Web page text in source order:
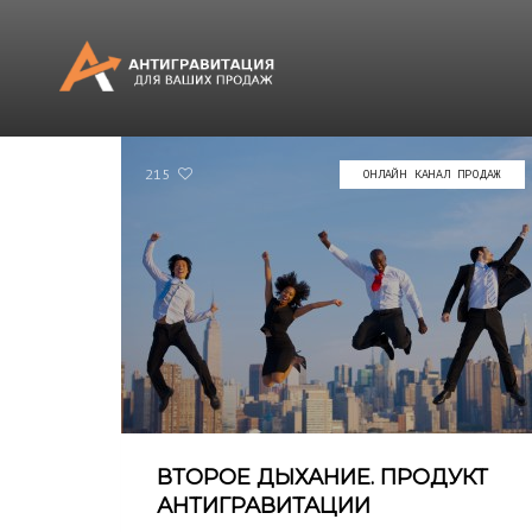
215 ОНЛАЙН КАНАЛ ПРОДАЖ
ВТОРОЕ ДЫХАНИЕ. ПРОДУКТ
АНТИГРАВИТАЦИИ